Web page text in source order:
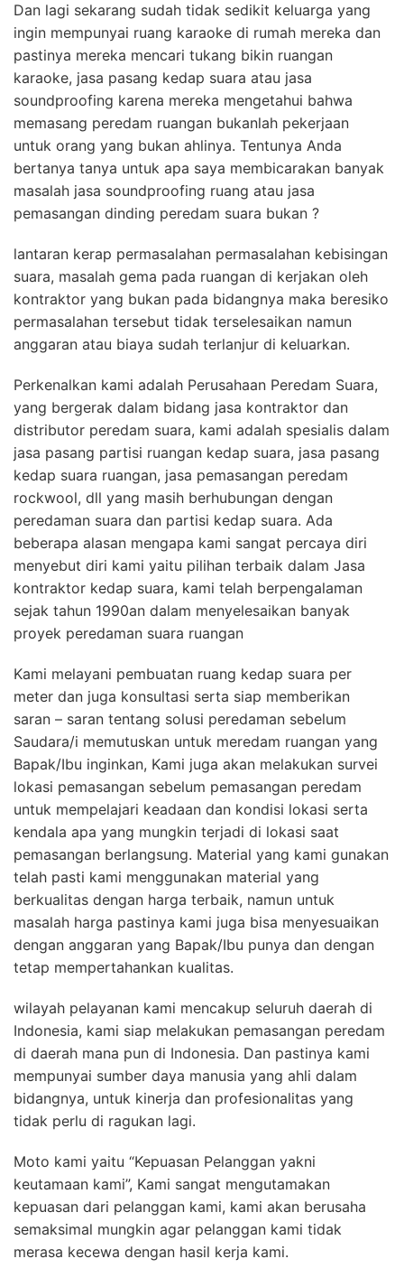
Dan lagi sekarang sudah tidak sedikit keluarga yang
ingin mempunyai ruang karaoke di rumah mereka dan
pastinya mereka mencari tukang bikin ruangan
karaoke, jasa pasang kedap suara atau jasa
soundproofing karena mereka mengetahui bahwa
memasang peredam ruangan bukanlah pekerjaan
untuk orang yang bukan ahlinya. Tentunya Anda
bertanya tanya untuk apa saya membicarakan banyak
masalah jasa soundproofing ruang atau jasa
pemasangan dinding peredam suara bukan ?
lantaran kerap permasalahan permasalahan kebisingan
suara, masalah gema pada ruangan di kerjakan oleh
kontraktor yang bukan pada bidangnya maka beresiko
permasalahan tersebut tidak terselesaikan namun
anggaran atau biaya sudah terlanjur di keluarkan.
Perkenalkan kami adalah Perusahaan Peredam Suara,
yang bergerak dalam bidang jasa kontraktor dan
distributor peredam suara, kami adalah spesialis dalam
jasa pasang partisi ruangan kedap suara, jasa pasang
kedap suara ruangan, jasa pemasangan peredam
rockwool, dll yang masih berhubungan dengan
peredaman suara dan partisi kedap suara. Ada
beberapa alasan mengapa kami sangat percaya diri
menyebut diri kami yaitu pilihan terbaik dalam Jasa
kontraktor kedap suara, kami telah berpengalaman
sejak tahun 1990an dalam menyelesaikan banyak
proyek peredaman suara ruangan
Kami melayani pembuatan ruang kedap suara per
meter dan juga konsultasi serta siap memberikan
saran – saran tentang solusi peredaman sebelum
Saudara/i memutuskan untuk meredam ruangan yang
Bapak/Ibu inginkan, Kami juga akan melakukan survei
lokasi pemasangan sebelum pemasangan peredam
untuk mempelajari keadaan dan kondisi lokasi serta
kendala apa yang mungkin terjadi di lokasi saat
pemasangan berlangsung. Material yang kami gunakan
telah pasti kami menggunakan material yang
berkualitas dengan harga terbaik, namun untuk
masalah harga pastinya kami juga bisa menyesuaikan
dengan anggaran yang Bapak/Ibu punya dan dengan
tetap mempertahankan kualitas.
wilayah pelayanan kami mencakup seluruh daerah di
Indonesia, kami siap melakukan pemasangan peredam
di daerah mana pun di Indonesia. Dan pastinya kami
mempunyai sumber daya manusia yang ahli dalam
bidangnya, untuk kinerja dan profesionalitas yang
tidak perlu di ragukan lagi.
Moto kami yaitu “Kepuasan Pelanggan yakni
keutamaan kami”, Kami sangat mengutamakan
kepuasan dari pelanggan kami, kami akan berusaha
semaksimal mungkin agar pelanggan kami tidak
merasa kecewa dengan hasil kerja kami.